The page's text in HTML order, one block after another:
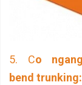
5. Co
bend trunking: